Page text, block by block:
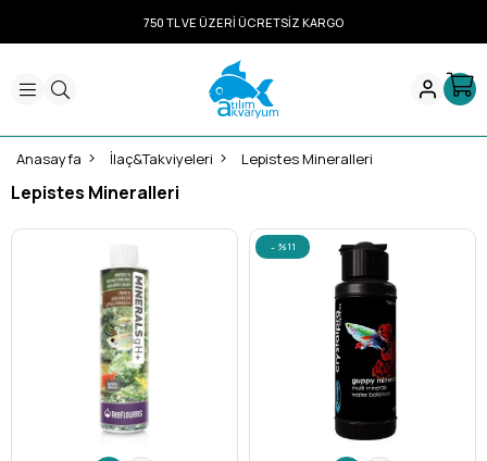
750 TL VE ÜZERİ ÜCRETSİZ KARGO
Anasayfa İlaç&Takviyeleri Lepistes Mineralleri
Lepistes Mineralleri
%11